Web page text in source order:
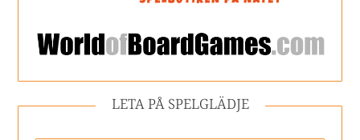
LETA PÅ SPELGLÄDJE